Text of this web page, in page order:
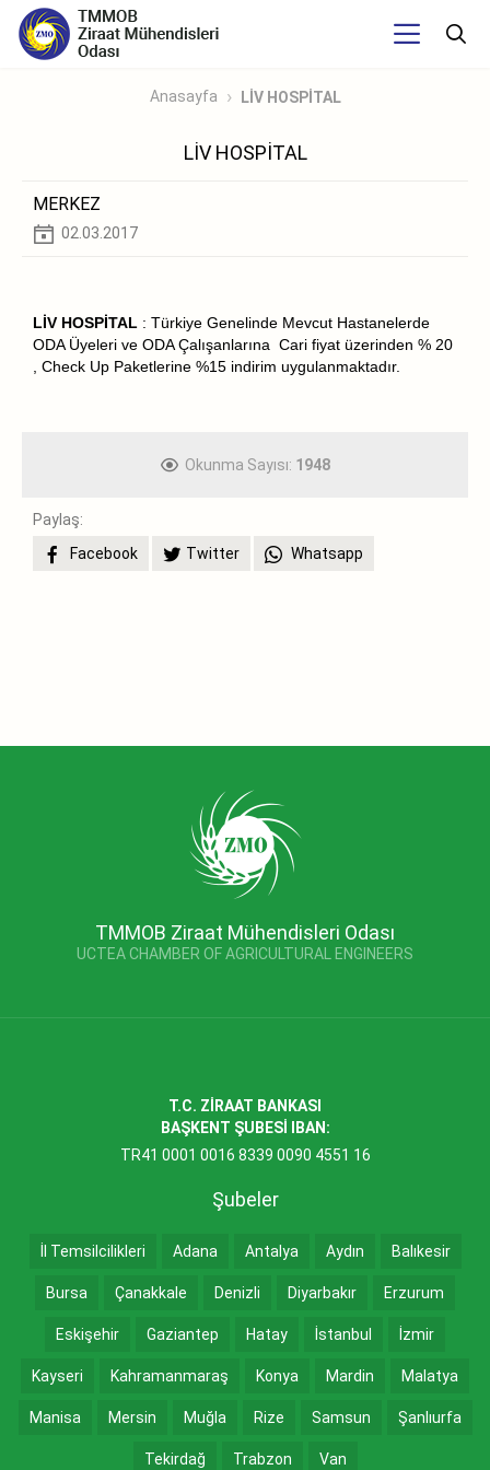
Anasayfa LİV HOSPİTAL
LİV HOSPİTAL
MERKEZ
02.03.2017
LİV HOSPİTAL : Türkiye Genelinde Mevcut Hastanelerde
ODA Üyeleri ve ODA Çalışanlarına Cari fiyat üzerinden % 20
, Check Up Paketlerine %15 indirim uygulanmaktadır.
Okunma Sayısı: 1948
Paylaş:
Facebook
Twitter Whatsapp
TMMOB Ziraat Mühendisleri Odası
UCTEA CHAMBER OF AGRICULTURAL ENGINEERS
T.C. ZİRAAT BANKASI
BAŞKENT ŞUBESİ IBAN:
TR41 0001 0016 8339 0090 4551 16
Şubeler
İl Temsilcilikleri Adana Antalya Aydın Balıkesir
Bursa Çanakkale Denizli Diyarbakır Erzurum
Eskişehir Gaziantep Hatay İstanbul İzmir
Kayseri Kahramanmaraş Konya Mardin Malatya
Manisa Mersin Muğla Rize Samsun Şanlıurfa
Tekirdağ Trabzon Van